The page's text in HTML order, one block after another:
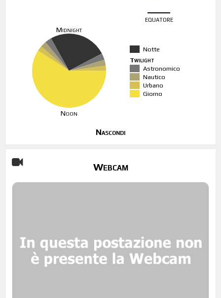
equatore
Midnight
Noon
Notte
Twilight
Astronomico
Nautico
Urbano
Giorno
Nascondi
Webcam